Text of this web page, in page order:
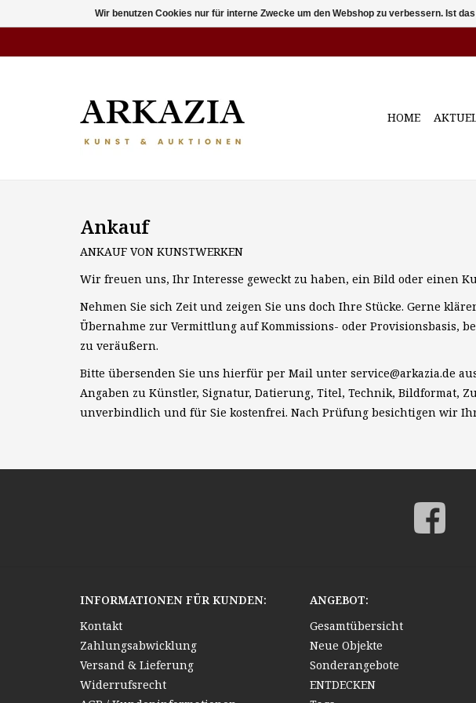
HOME
Ankauf
ANKAUF VON KUNSTWERKEN
Wir freuen uns, Ihr Interesse geweckt zu haben, ein Bild oder einen
Nehmen Sie sich Zeit und zeigen Sie uns doch Ihre Stücke. Gerne
Übernahme zur Vermittlung auf Kommissions- oder Provisionsbasis,
zu veräußern.
Bitte übersenden Sie uns hierfür per Mail unter service@arkazia.de
Angaben zu Künstler, Signatur, Datierung, Titel, Technik, Bildformat,
unverbindlich und für Sie kostenfrei. Nach Prüfung besichtigen wir
INFORMATIONEN FÜR KUNDEN:
Kontakt
Zahlungsabwicklung
Versand & Lieferung
Widerrufsrecht
ANGEBOT:
Gesamtübersicht
Neue Objekte
Sonderangebote
ENTDECKEN
Wir benutzen Cookies nur für interne Zwecke um den Webshop zu verbessern. Ist